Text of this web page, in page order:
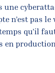
une
n’est pas le
qu’il
en